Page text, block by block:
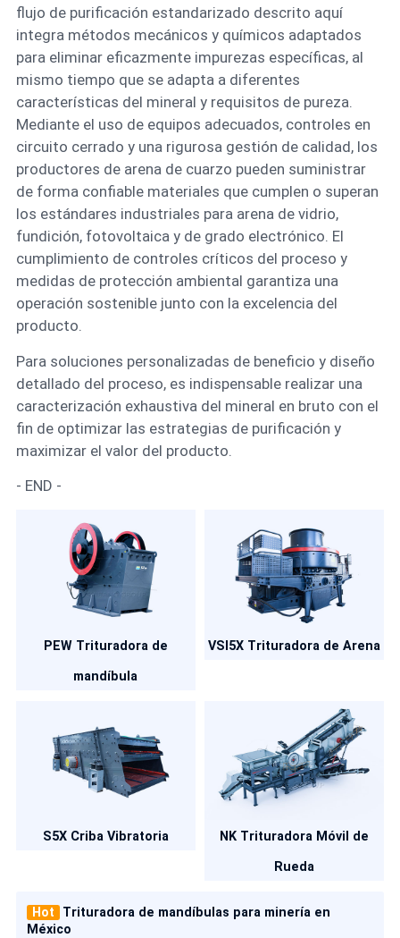
flujo de purificación estandarizado descrito aquí
integra métodos mecánicos y químicos adaptados
para eliminar eficazmente impurezas específicas, al
mismo tiempo que se adapta a diferentes
características del mineral y requisitos de pureza.
Mediante el uso de equipos adecuados, controles en
circuito cerrado y una rigurosa gestión de calidad, los
productores de arena de cuarzo pueden suministrar
de forma confiable materiales que cumplen o superan
los estándares industriales para arena de vidrio,
fundición, fotovoltaica y de grado electrónico. El
cumplimiento de controles críticos del proceso y
medidas de protección ambiental garantiza una
operación sostenible junto con la excelencia del
producto.
Para soluciones personalizadas de beneficio y diseño
detallado del proceso, es indispensable realizar una
caracterización exhaustiva del mineral en bruto con el
fin de optimizar las estrategias de purificación y
maximizar el valor del producto.
- END -
PEW Trituradora de
mandíbula
VSI5X Trituradora de Arena
S5X Criba Vibratoria
NK Trituradora Móvil de
Rueda
Hot
Trituradora de mandíbulas para minería en
México